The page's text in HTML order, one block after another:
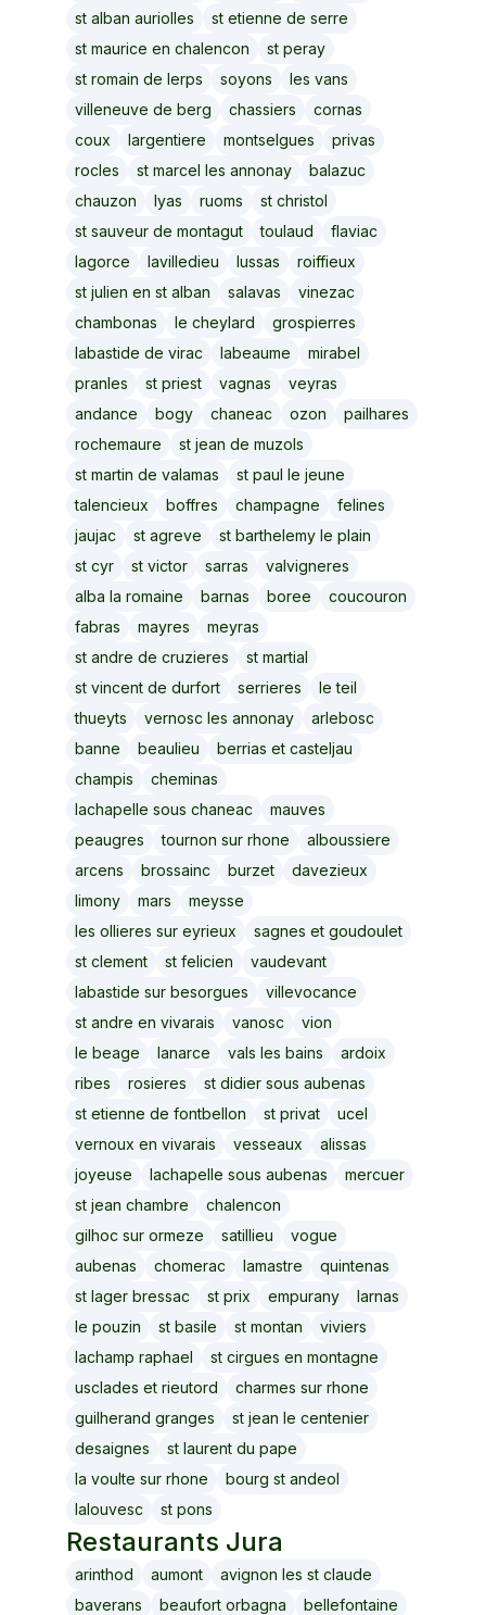
st alban auriolles
st etienne de serre
st maurice en chalencon
st peray
st romain de lerps
soyons
les vans
villeneuve de berg
chassiers
cornas
coux
largentiere montselgues
privas
rocles
st marcel les annonay
balazuc
chauzon
lyas ruoms
st christol
st sauveur de montagut
toulaud
flaviac
lagorce
lavilledieu lussas
roiffieux
st julien en st alban
salavas
vinezac
chambonas
le cheylard
grospierres
labastide de virac
labeaume
mirabel
pranles
st priest vagnas
veyras
andance
bogy chaneac ozon
pailhares
rochemaure
st jean de muzols
st martin de valamas
st paul le jeune
talencieux
boffres champagne
felines
jaujac
st agreve
st barthelemy le plain
st cyr
st victor sarras
valvigneres
alba la romaine
barnas boree
coucouron
fabras
mayres
meyras
st andre de cruzieres
st martial
st vincent de durfort
serrieres
le teil
thueyts
vernosc les annonay
arlebosc
banne
beaulieu
berrias et casteljau
champis
cheminas
lachapelle sous chaneac
mauves
peaugres
tournon sur rhone
alboussiere
arcens
brossainc burzet
davezieux
limony
mars
meysse
les ollieres sur eyrieux
sagnes et goudoulet
st clement
st felicien
vaudevant
labastide sur besorgues
villevocance
st andre en vivarais
vanosc
vion
le beage
lanarce vals les bains
ardoix
ribes
rosieres
st didier sous aubenas
st etienne de fontbellon
st privat
ucel
vernoux en vivarais
vesseaux
alissas
joyeuse
lachapelle sous aubenas
mercuer
st jean chambre
chalencon
gilhoc sur ormeze
satillieu
vogue
aubenas
chomerac lamastre
quintenas
st lager bressac
st prix empurany
larnas
le pouzin
st basile st montan
viviers
lachamp raphael
st cirgues en montagne
usclades et rieutord
charmes sur rhone
guilherand granges
st jean le centenier
desaignes
st laurent du pape
la voulte sur rhone
bourg st andeol
lalouvesc
st pons
Restaurants Jura
arinthod aumont
avignon les st claude
baverans
beaufort orbagna
bellefontaine